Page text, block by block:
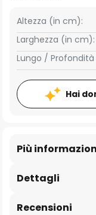
Larghezza (in cm):
Altezza (in cm):
Lungo /
Hai
Dettagli
Più
Recensioni